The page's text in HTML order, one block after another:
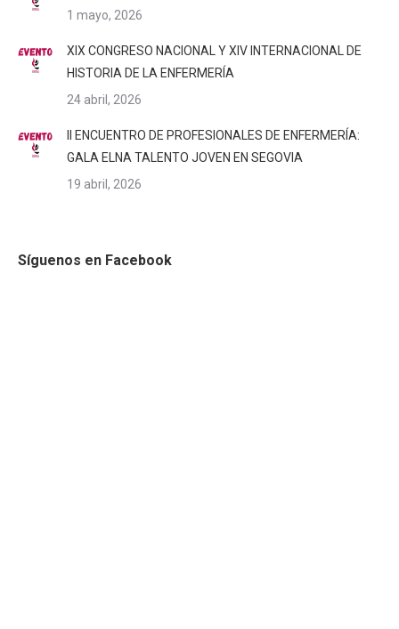
1 mayo, 2026
XIX CONGRESO NACIONAL Y XIV INTERNACIONAL DE
HISTORIA DE LA ENFERMERÍA
24 abril, 2026
II ENCUENTRO DE PROFESIONALES DE ENFERMERÍA:
GALA ELNA TALENTO JOVEN EN SEGOVIA
19 abril, 2026
Síguenos en Facebook